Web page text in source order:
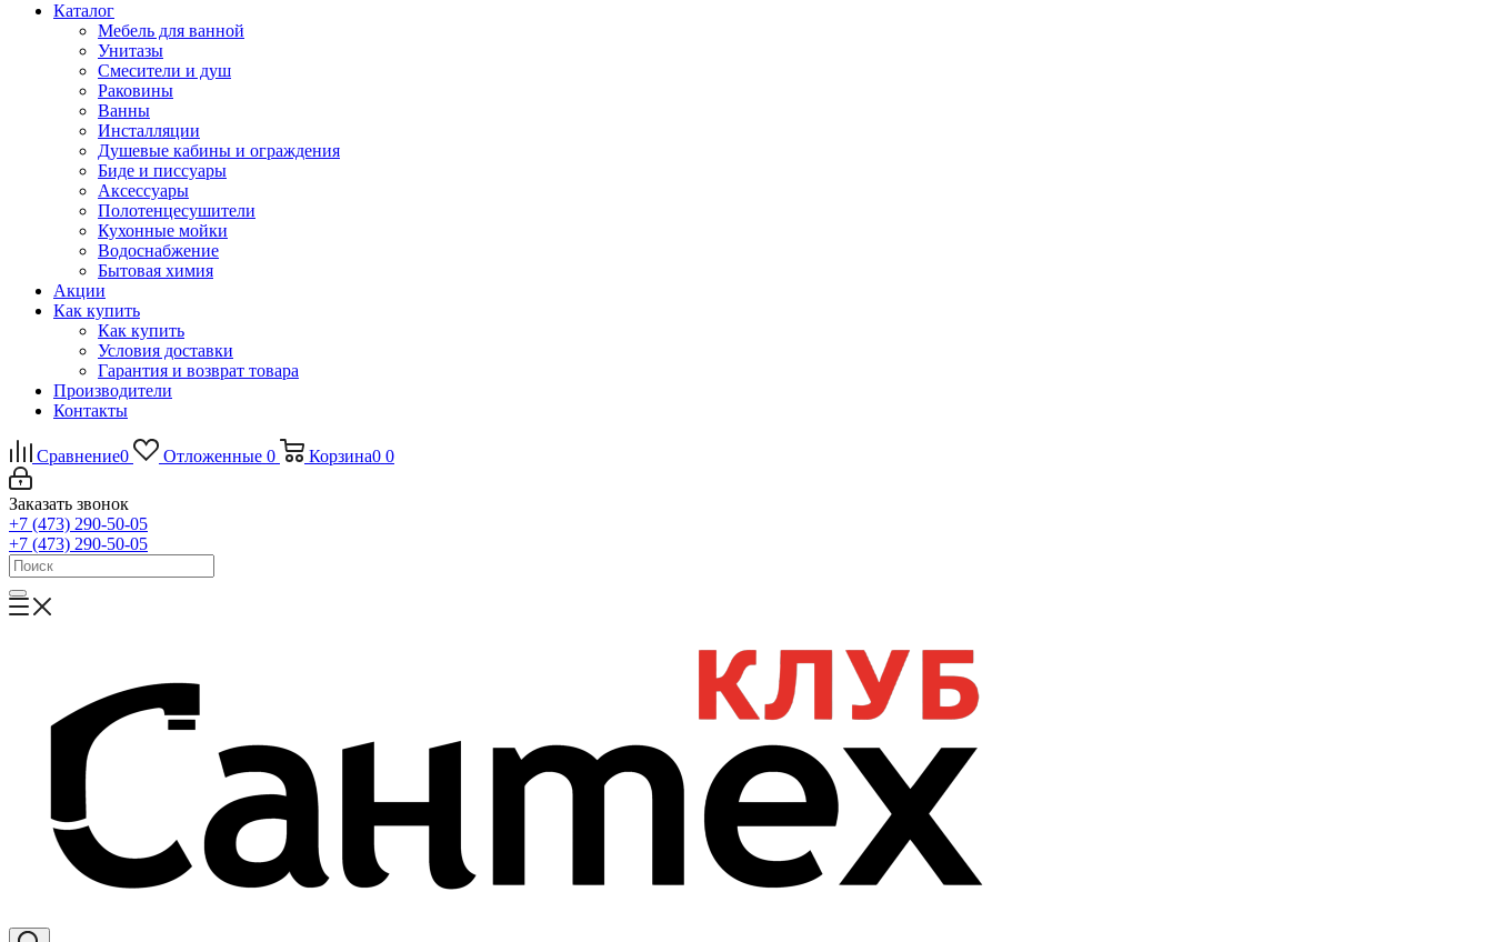
Каталог
Мебель для ванной
Унитазы
Смесители и душ
Раковины
Ванны
Инсталляции
Душевые кабины и ограждения
Биде и писсуары
Аксессуары
Полотенцесушители
Кухонные мойки
Водоснабжение
Бытовая химия
Акции
Как купить
Как купить
Условия доставки
Гарантия и возврат товара
Производители
Контакты
Сравнение0 Отложенные 0 Корзина0 0
Заказать звонок
+7 (473) 290-50-05
+7 (473) 290-50-05